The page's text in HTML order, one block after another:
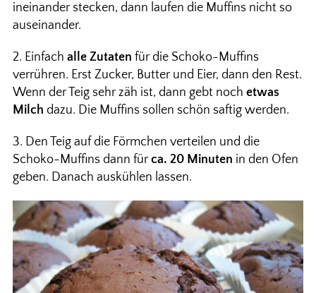
ineinander stecken, dann laufen die Muffins nicht so
auseinander.
2. Einfach alle Zutaten für die Schoko-Muffins
verrühren. Erst Zucker, Butter und Eier, dann den Rest.
Wenn der Teig sehr zäh ist, dann gebt noch etwas
Milch dazu. Die Muffins sollen schön saftig werden.
3. Den Teig auf die Förmchen verteilen und die
Schoko-Muffins dann fürca. 20 Minuten in den Ofen
geben. Danach auskühlen lassen.